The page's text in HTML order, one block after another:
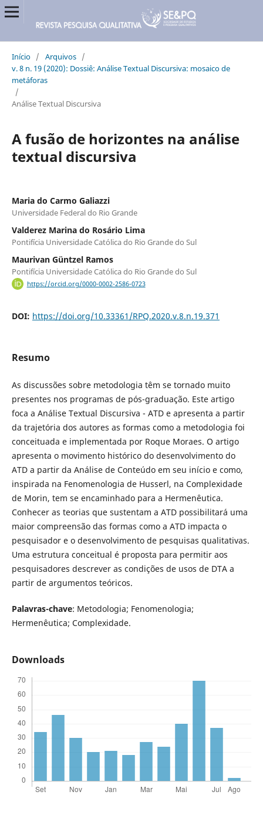
Início / Arquivos /
v. 8 n. 19 (2020): Dossiê: Análise Textual Discursiva: mosaico de
metáforas
/
Análise Textual Discursiva
A fusão de horizontes na análise
textual discursiva
Maria do Carmo Galiazzi
Universidade Federal do Rio Grande
Valderez Marina do Rosário Lima
Pontifícia Universidade Católica do Rio Grande do Sul
Maurivan Güntzel Ramos
Pontifícia Universidade Católica do Rio Grande do Sul
https://orcid.org/0000-0002-2586-0723
DOI: https://doi.org/10.33361/RPQ.2020.v.8.n.19.371
Resumo
As discussões sobre metodologia têm se tornado muito
presentes nos programas de pós-graduação. Este artigo
foca a Análise Textual Discursiva - ATD e apresenta a partir
da trajetória dos autores as formas como a metodologia foi
conceituada e implementada por Roque Moraes. O artigo
apresenta o movimento histórico do desenvolvimento do
ATD a partir da Análise de Conteúdo em seu início e como,
inspirada na Fenomenologia de Husserl, na Complexidade
de Morin, tem se encaminhado para a Hermenêutica.
Conhecer as teorias que sustentam a ATD possibilitará uma
maior compreensão das formas como a ATD impacta o
pesquisador e o desenvolvimento de pesquisas qualitativas.
Uma estrutura conceitual é proposta para permitir aos
pesquisadores descrever as condições de usos de DTA a
partir de argumentos teóricos.
Palavras-chave: Metodologia; Fenomenologia;
Hermenêutica; Complexidade.
Downloads